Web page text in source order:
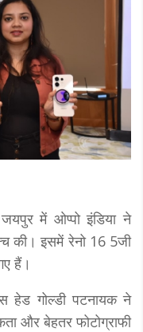
में ओप्पो इंडिया ने
की। इसमें रेनो 16 5जी
हैं।
हेड गोल्डी पटनायक ने
और बेहतर फोटोग्राफी